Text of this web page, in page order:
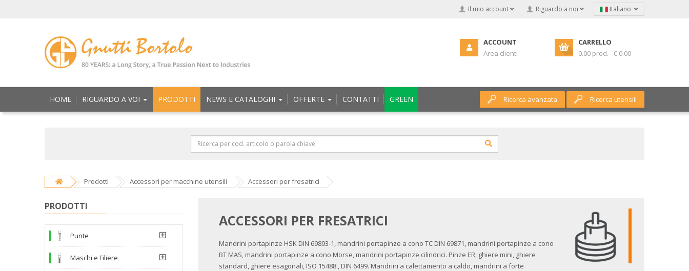
Il mio account Riguardo a noi Italiano
ACCOUNT
Area clienti
CARRELLO
0.00 prod. - € 0.00
HOME RIGUARDO A VOI PRODOTTI NEWS E CATALOGHI OFFERTE CONTATTI GREEN Ricerca avanzata Ricerca utensili
Prodotti Accessori per macchine utensili Accessori per fresatrici
ACCESSORI PER FRESATRICI
Mandrini portapinze HSK DIN 69893-1, mandrini portapinze a cono TC DIN 69871, mandrini portapinze a cono
BT MAS, mandrini portapinze a cono Morse, mandrini portapinze cilindrici. Pinze ER, ghiere mini, ghiere
standard, ghiere esagonali, ISO 15488 , DIN 6499. Mandrini a calettamento a caldo, mandrini a forte
PRODOTTI
Punte
Maschi e Filiere